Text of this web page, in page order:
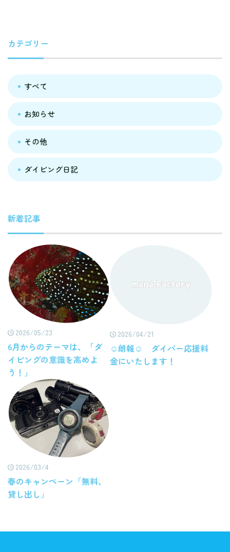
カテゴリー
すべて
お知らせ
その他
ダイビング日記
新着記事
2026/05/23
6月からのテーマは、「ダ
イビングの意識を高めよ
う！」
2026/04/21
☺朗報☺ ダイバー応援料
金にいたします！
2026/03/4
春のキャンペーン「無料、
貸し出し」